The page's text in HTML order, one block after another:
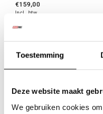
Toestemming
Deze website maakt
We gebruiken cookies
€159,00
Incl. btw